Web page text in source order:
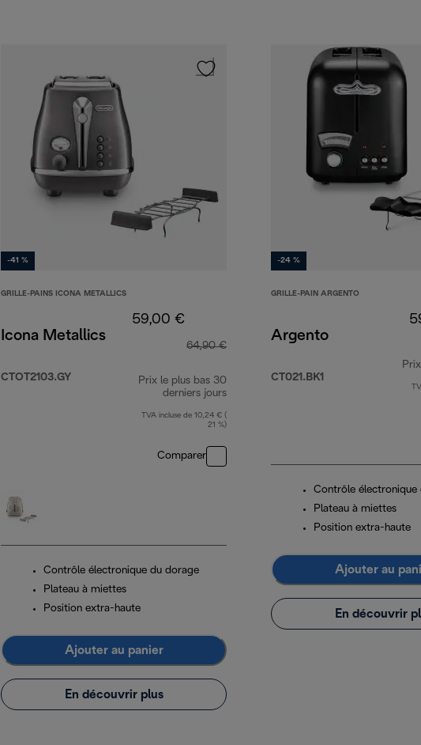
-41 %
GRILLE-PAINS ICONA METALLICS
Icona Metallics
CTOT2103.GY
59,00 €
64,90 €
Prix le plus bas 30
derniers jours
TVA incluse de 10,24 € (
21 %)
Comparer
Contrôle électronique du dorage
Plateau à miettes
Position extra-haute
Ajouter au panier
En découvrir plus
-24 %
GRILLE-PAIN ARGENTO
Argento
CT021.BK1
Contrôle électronique
Plateau à miettes
Position extra-haute
Ajouter au
En découvrir